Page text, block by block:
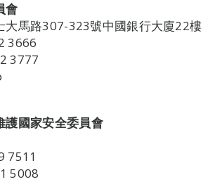
會
大馬路307-323號中國銀行大廈22樓
3666
3777
護國家安全委員會
7511
5008